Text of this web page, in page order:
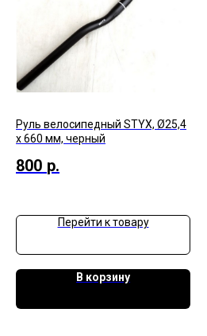
Руль велосипедный STYX, Ø25,4
х 660 мм, черный
800 р.
Перейти к товару
В корзину